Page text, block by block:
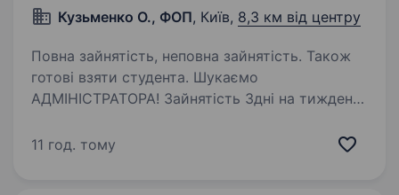
Кузьменко О., ФОП, Київ, 8,3 км від центру
Повна зайнятість, неповна зайнятість. Також
готові взяти студента. Шукаємо
АДМІНІСТРАТОРА! Зайнятість 3дні на тиждень:
розмовляти українською мовою,
11 год. тому